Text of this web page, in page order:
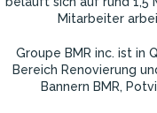
Mitarbeiter
Groupe BMR inc. ist in
Bereich Renovierung
Bannern BMR,